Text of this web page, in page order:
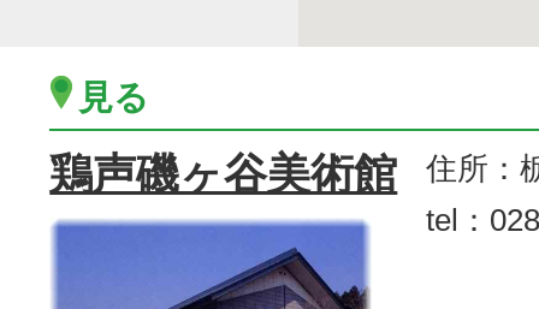
見る
鶏声磯ヶ谷美術館
住所：
tel：